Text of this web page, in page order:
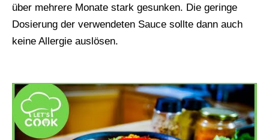
über mehrere Monate stark gesunken. Die geringe
Dosierung der verwendeten Sauce sollte dann auch
keine Allergie auslösen.